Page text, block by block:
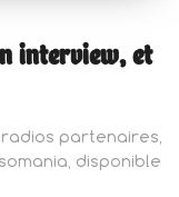
interview, et
partenaires,
disponible